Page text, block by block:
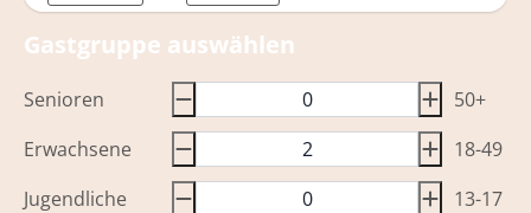
Gastgruppe auswählen
Senioren
50+
Erwachsene
18-49
Jugendliche
13-17